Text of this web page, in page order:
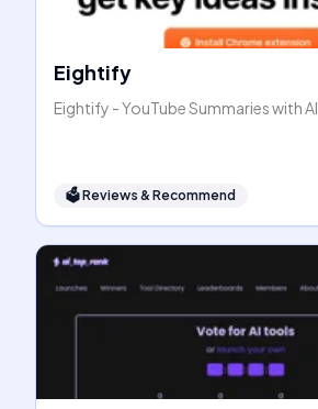
Eightify
Eightify - YouTube Summaries with AI
🗳Reviews & Recommend